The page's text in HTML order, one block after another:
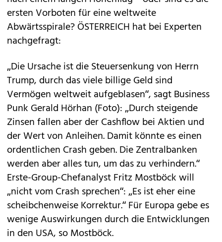
ersten Vorboten für eine weltweite
Abwärtsspirale? ÖSTERREICH hat bei Experten
nachgefragt:
„Die Ursache ist die Steuersenkung von Herrn
Trump, durch das viele bil­lige Geld sind
Vermögen weltweit aufgeblasen“, sagt Business
Punk Gerald Hörhan (Foto): „Durch steigende
Zinsen fallen aber der Cashflow bei Aktien und
der Wert von Anleihen. Damit könnte es einen
ordentlichen Crash geben. Die Zentralbanken
werden aber alles tun, um das zu verhindern.“
Erste-Group-Chefanalyst Fritz Mostböck will
„nicht vom Crash sprechen“: „Es ist eher eine
scheibchenweise Korrektur.“ Für Europa gebe es
wenige Auswirkungen durch die Entwicklungen
in den USA, so Mostböck.